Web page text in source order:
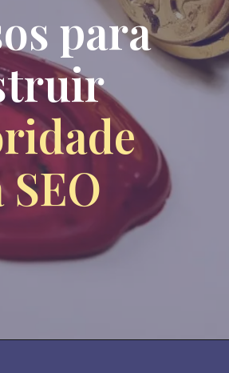
para
construir